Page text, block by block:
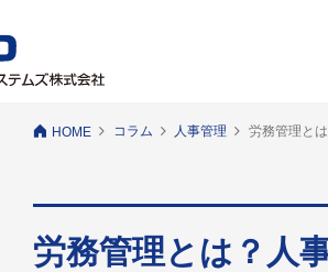
HOME コラム 人事管理 労務管理と
労務管理とは？人